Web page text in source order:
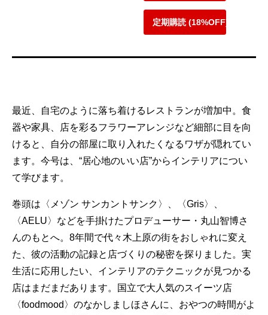
定期購読 (18%OFF)
最近、自宅のように落ち着けるレストランが増加中。食
器や家具、店を彩るフラワーアレンジなど細部に目を向
けると、自分の部屋に取り入れたくなるワザが隠れてい
ます。今号は、“居心地のいい店”からインテリアについ
て学びます。
巻頭は〈メゾン サンカントサンク〉、〈Gris〉、
〈AELU〉などを手掛けたプロデューサー・丸山智博さ
んのもとへ。8年間で代々木上原の街をおしゃれに変え
た、彼の活動の記録と店づくりの秘密を探りました。実
生活に応用したい、インテリアのテクニックが見つかる
店はまだまだあります。国立で大人気のスイーツ店
〈foodmood〉のなかしましほさんに、おやつの時間がよ